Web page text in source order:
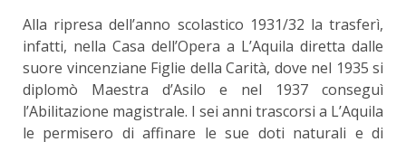
Alla ripresa dell’anno scolastico 1931/32 la trasferì,
infatti, nella Casa dell’Opera a L’Aquila diretta dalle
suore vincenziane Figlie della Carità, dove nel 1935 si
diplomò Maestra d’Asilo e nel 1937 conseguì
l’Abilitazione magistrale. I sei anni trascorsi a L’Aquila
le permisero di affinare le sue doti naturali e di